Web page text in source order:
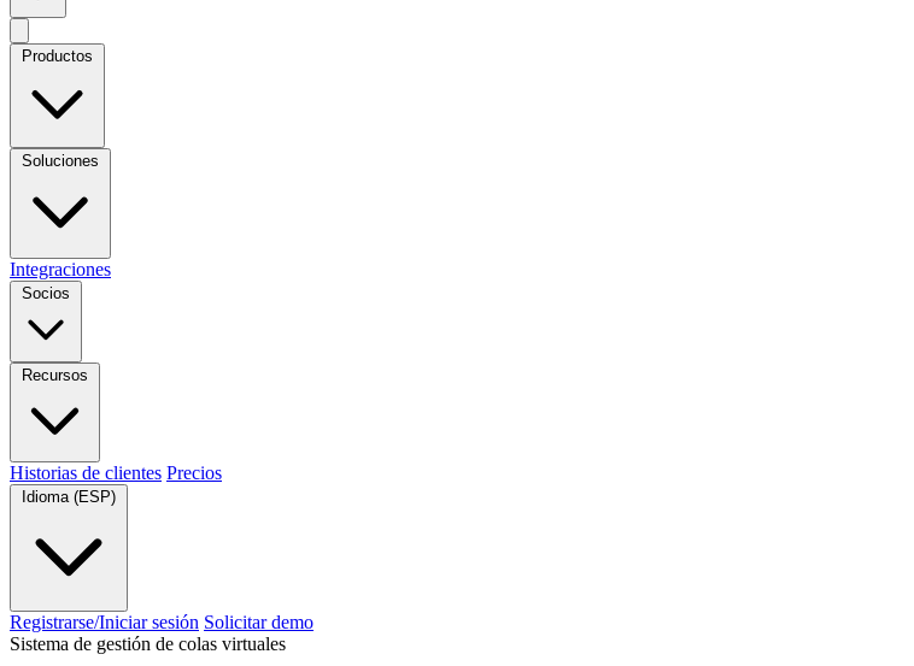
Productos
Soluciones
Integraciones
Socios
Recursos
Historias de clientes Precios
Idioma (ESP)
Registrarse/Iniciar sesión Solicitar demo
Sistema de gestión de colas virtuales